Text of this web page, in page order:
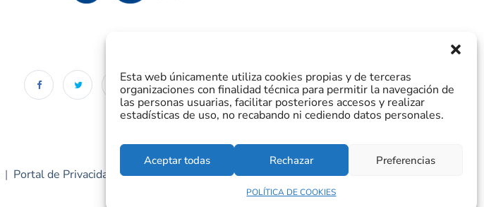
Esta web únicamente utiliza cookies propias y de terceras
organizaciones con finalidad técnica para permitir la navegación de
las personas usuarias, facilitar posteriores accesos y realizar
estadísticas de uso, no recabando ni cediendo datos personales.
Aceptar todas Rechazar Preferencias
POLÍTICA DE COOKIES
| Portal de Privacidad |Política de cookies|Accesibilidad